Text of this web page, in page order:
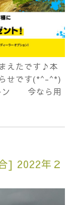
えたです♪本
せです(*^-^*)
ーン 今なら用
] 2022年２